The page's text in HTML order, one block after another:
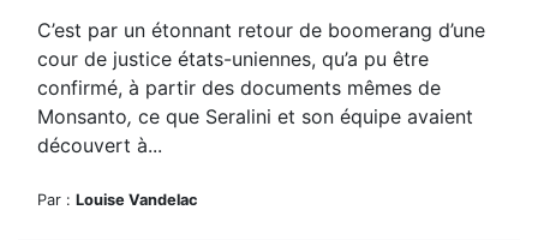
C’est par un étonnant retour de boomerang d’une
cour de justice états-uniennes, qu’a pu être
confirmé, à partir des documents mêmes de
Monsanto, ce que Seralini et son équipe avaient
découvert à...
Par : Louise Vandelac